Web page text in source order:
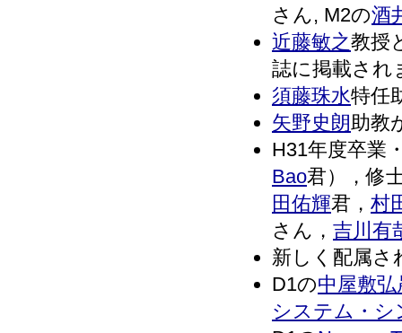
さん, M2の酒
近藤敏之教授
誌に掲載され
須藤珠水特任
矢野史朗助教
H31年度卒業
Bao君），修
田佑輝君， 村
さん， 吉川有
新しく配属さ
D1の中屋敷弘
システム・